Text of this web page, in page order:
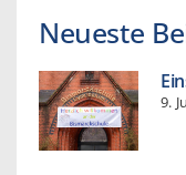
Neueste
9.